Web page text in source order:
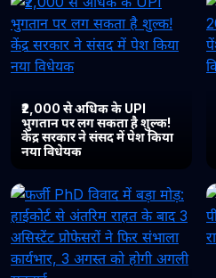
₹2,000 से अधिक के UPI
भुगतान पर लग सकता है शुल्क!
केंद्र सरकार ने संसद में पेश किया
नया विधेयक